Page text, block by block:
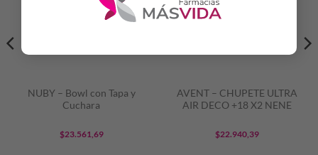
NUBY – Bowl con Tapa y
Cuchara
$23.561,69
AVENT – CHUPETE ULTRA
AIR DECO +18 X2 NENE
$22.940,39